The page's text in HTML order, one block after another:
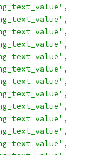
,
,
,
,
,
,
,
,
,
,
,
,